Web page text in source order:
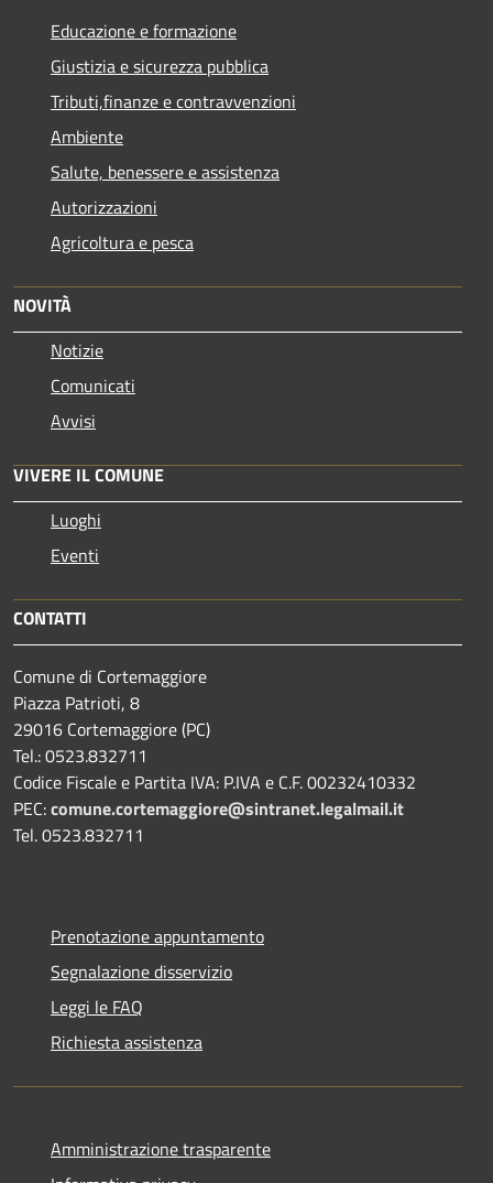
Educazione e formazione
Giustizia e sicurezza pubblica
Tributi,finanze e contravvenzioni
Ambiente
Salute, benessere e assistenza
Autorizzazioni
Agricoltura e pesca
NOVITÀ
Notizie
Comunicati
Avvisi
VIVERE IL COMUNE
Luoghi
Eventi
CONTATTI
Comune di Cortemaggiore
Piazza Patrioti, 8
29016 Cortemaggiore (PC)
Tel.: 0523.832711
Codice Fiscale e Partita IVA: P.IVA e C.F. 00232410332
PEC:comune.cortemaggiore@sintranet.legalmail.it
Tel. 0523.832711
Prenotazione appuntamento
Segnalazione disservizio
Leggi le FAQ
Richiesta assistenza
Amministrazione trasparente